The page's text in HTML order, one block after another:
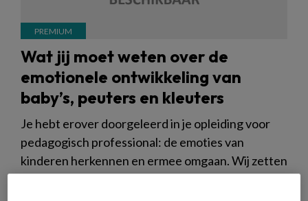
Wat jij moet weten over de
emotionele ontwikkeling van
baby’s, peuters en kleuters
Je hebt erover doorgeleerd in je opleiding voor
pedagogisch professional: de emoties van
kinderen herkennen en ermee omgaan. Wij zetten
kort op een rij wat belangrijk is. Hoe communiceer